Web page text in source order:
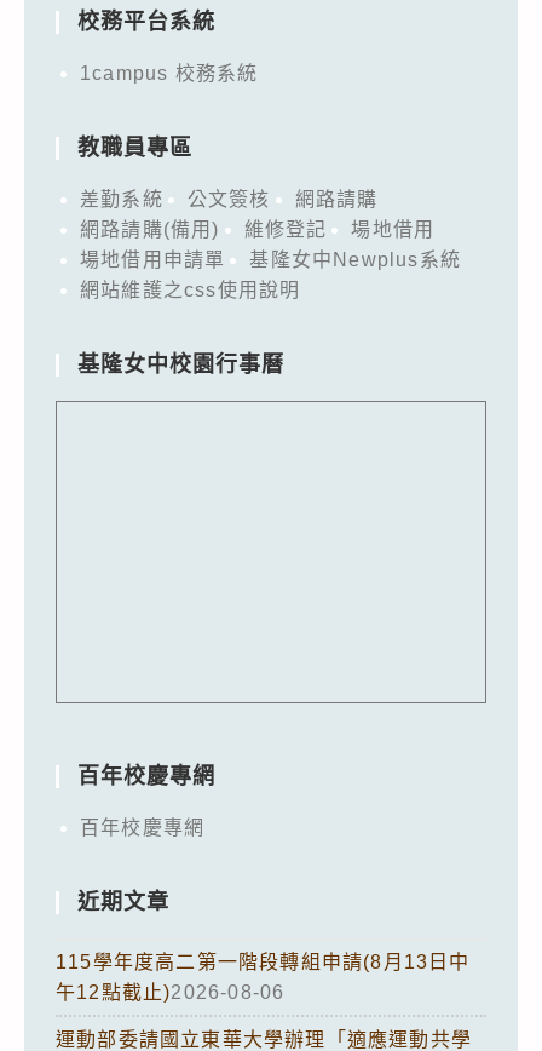
校務平台系統
1campus 校務系統
教職員專區
差勤系統 公文簽核
網路請購
網路請購(備用)
維修登記
場地借用
場地借用申請單
基隆女中Newplus系統
網站維護之css使用說明
基隆女中校園行事曆
百年校慶專網
百年校慶專網
近期文章
115學年度高二第一階段轉組申請(8月13日中
午12點截止)2026-08-06
運動部委請國立東華大學辦理「適應運動共學